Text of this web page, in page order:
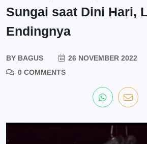
Sungai saat Dini Hari,
Endingnya
BY BAGUS
26 NOVEMBER 2022
0 COMMENTS